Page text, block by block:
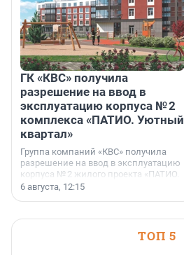
ГК «КВС» получила
разрешение на ввод в
эксплуатацию корпуса № 2
комплекса «ПАТИО. Уютный
квартал»
Группа компаний «КВС» получила
разрешение на ввод в эксплуатацию
корпуса № 2 жилого проекта «ПАТИО.
Уютный квартал», расположенного во
6 августа, 12:15
ТОП 5